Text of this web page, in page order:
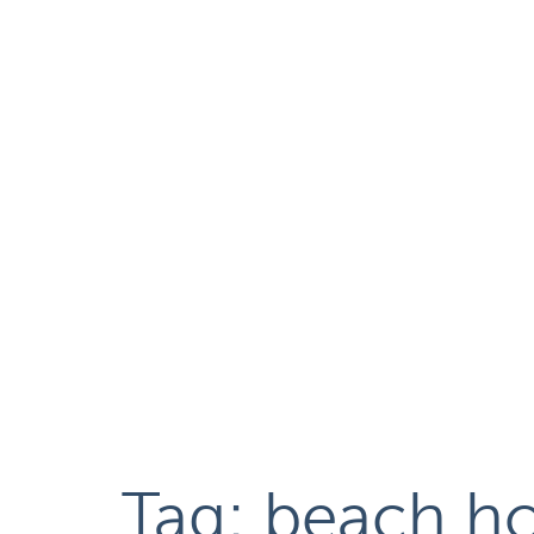
Tag: beach